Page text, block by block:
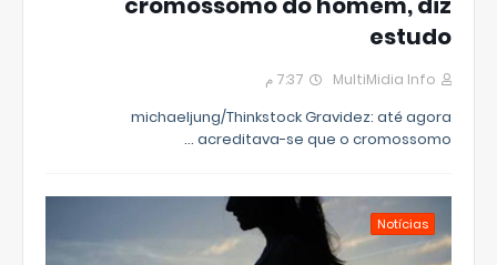
estudo
MultiMidia Info 7:37 م
michaeljung/Thinkstock Gravidez: até agora
acreditava-se que o cromossomo …
Notícias